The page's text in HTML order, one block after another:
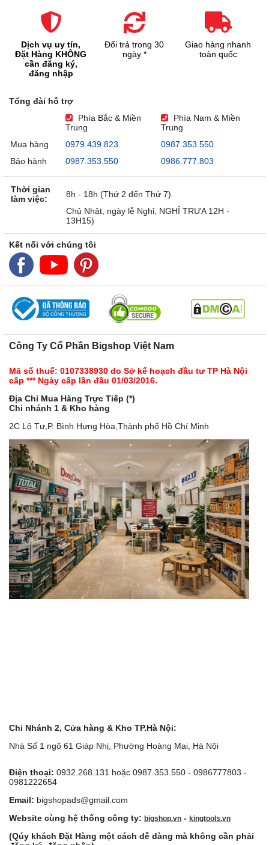
Dịch vụ uy tín,
Đặt Hàng KHÔNG
cần đăng ký,
đăng nhập
Đổi trả trong 30
ngày *
Giao hàng nhanh
toàn quốc
Tổng đài hỗ trợ
Phía Bắc & Miền
Trung
Phía Nam & Miền
Trung
Mua hàng
0979.439.823
0987.353.550
Bảo hành
0987.353.550 0986.777.803
Thời gian
làm việc:
8h - 18h (Thứ 2 đến Thứ 7)
Chủ Nhật, ngày lễ Nghỉ, NGHỈ TRƯA 12H -
13H15)
Kết nối với chúng tôi
Công Ty Cổ Phần Bigshop Việt Nam
Mã số thuế: 0107338930 do Sở kế hoạch đầu tư TP Hà Nội
cấp *** Ngày cấp lần đầu 01/03/2016.
Địa Chỉ Mua Hàng Trực Tiếp (*)
Chi nhánh 1 & Kho hàng
2C Lô Tư,P. Bình Hưng Hòa,Thành phố Hồ Chí Minh
Chi Nhánh 2, Cửa hàng & Kho TP.Hà Nội:
Nhà Số 1 ngõ 61 Giáp Nhị, Phường Hoàng Mai, Hà Nội
Điện thoại: 0932.268.131 hoặc 0987.353.550 - 0986777803 -
0981222654
Email: bigshopads@gmail.com
Website cùng hệ thống công ty: bigshop.vn - kingtools.vn
(Qúy khách Đặt Hàng một cách dễ dàng mà không cần phải